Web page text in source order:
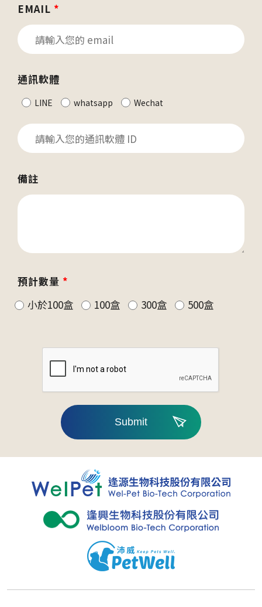
EMAIL *
通訊軟體
LINE whatsapp Wechat
備註
預計數量 *
小於100盒
100盒 300盒 500盒
Submit